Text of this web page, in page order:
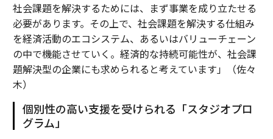
社会課題を解決するためには、まず事業を成り立たせる
必要があります。その上で、社会課題を解決する仕組み
を経済活動のエコシステム、あるいはバリューチェーン
の中で機能させていく。経済的な持続可能性が、社会課
題解決型の企業にも求められると考えています」（佐々
木）
個別性の高い支援を受けられる「スタジオプロ
グラム」